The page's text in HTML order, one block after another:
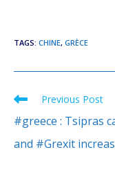
TAGS: CHINE, GRÈCE
Read
more
articles
Previous Post
#greece : Tsipras
and #Grexit